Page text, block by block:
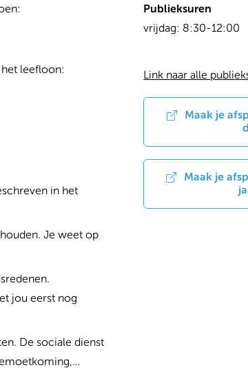
leefloon:
in het
Je weet op
jou eerst nog
De sociale dienst
Publieksuren
Dag
Time
vrijdag: 8:30-12:00
Link naar alle
Maak je
Maak je